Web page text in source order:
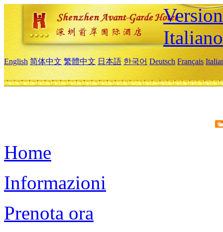
Italiano
English 简体中文 繁體中文 日本語 한국어 Deutsch Français
Home
Informazioni
Prenota ora